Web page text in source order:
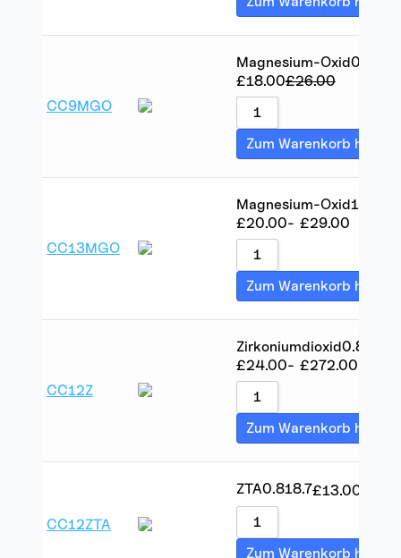
CC9MGO
Magnesium-Oxid0.5
£18.00£26.00
Zum Warenkorb
CC13MGO
Magnesium-Oxid1.7
£20.00- £29.00
Zum Warenkorb
CC12Z
Zirkoniumdioxid0.8
£24.00- £272.00
Zum Warenkorb
CC12ZTA
ZTA0.818.7£13.00
Zum Warenkorb